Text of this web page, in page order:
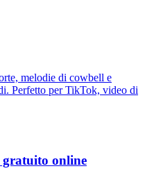
melodie di cowbell e
Perfetto per TikTok, video di
gratuito online